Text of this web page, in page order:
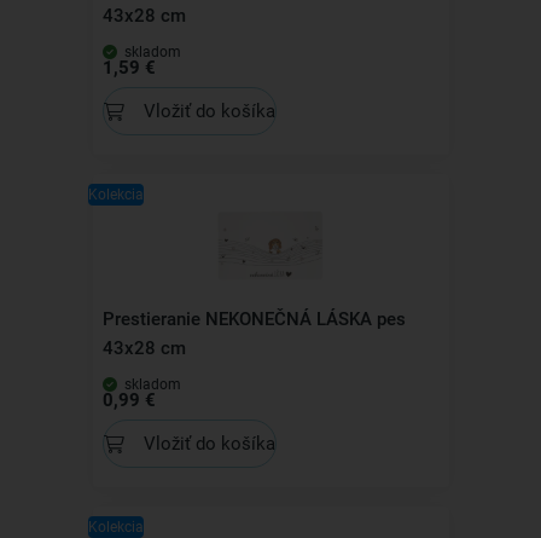
43x28 cm
skladom
1,59 €
Vložiť do košíka
Kolekcia
Prestieranie NEKONEČNÁ LÁSKA pes
43x28 cm
skladom
0,99 €
Vložiť do košíka
Kolekcia